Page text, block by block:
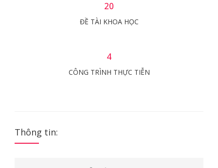
20
ĐỀ TÀI KHOA HỌC
4
CÔNG TRÌNH THỰC TIỄN
Thông tin: